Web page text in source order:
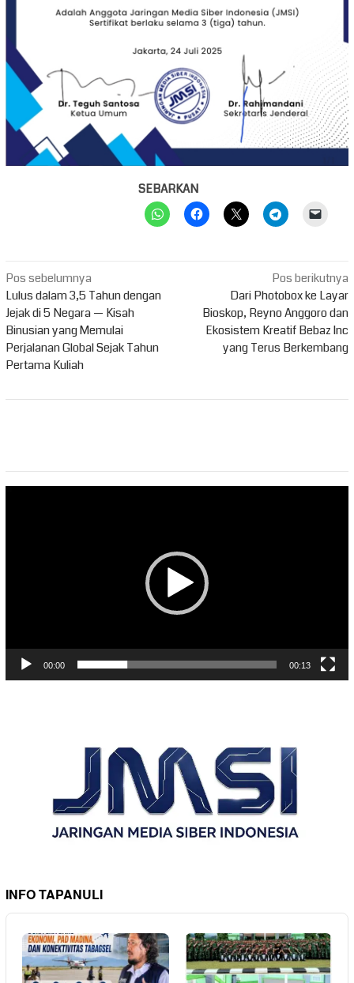
SEBARKAN
Navigasi
pos
Pos sebelumnya
Lulus dalam 3,5 Tahun dengan
Jejak di 5 Negara — Kisah
Binusian yang Memulai
Perjalanan Global Sejak Tahun
Pertama Kuliah
Pos berikutnya
Dari Photobox ke Layar
Bioskop, Reyno Anggoro dan
Ekosistem Kreatif Bebaz Inc
yang Terus Berkembang
00:00 00:13
INFO TAPANULI